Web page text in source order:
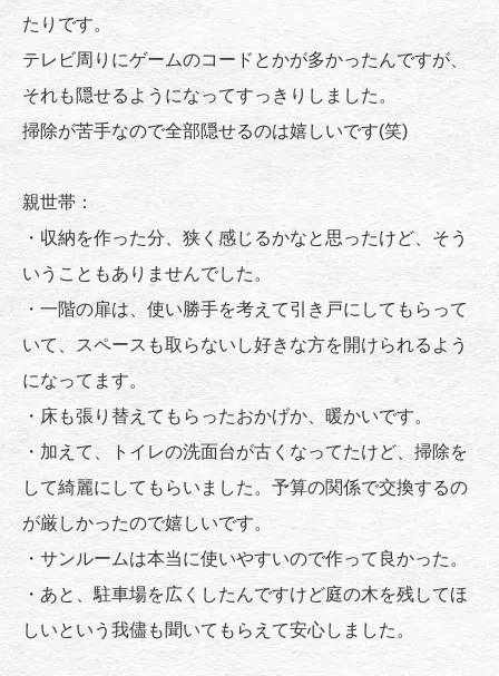
たりです。
テレビ周りにゲームのコードとかが多かったんですが、
それも隠せるようになってすっきりしました。
掃除が苦手なので全部隠せるのは嬉しいです(笑)
親世帯：
・収納を作った分、狭く感じるかなと思ったけど、そう
いうこともありませんでした。
・一階の扉は、使い勝手を考えて引き戸にしてもらって
いて、スペースも取らないし好きな方を開けられるよう
になってます。
・床も張り替えてもらったおかげか、暖かいです。
・加えて、トイレの洗面台が古くなってたけど、掃除を
して綺麗にしてもらいました。予算の関係で交換するの
が厳しかったので嬉しいです。
・サンルームは本当に使いやすいので作って良かった。
・あと、駐車場を広くしたんですけど庭の木を残してほ
しいという我儘も聞いてもらえて安心しました。